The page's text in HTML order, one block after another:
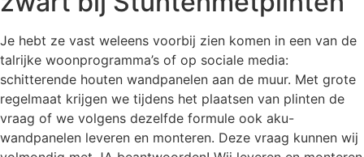
Je hebt ze vast weleens voorbij zien komen in een van de
talrijke woonprogramma’s of op sociale media:
schitterende houten wandpanelen aan de muur. Met grote
regelmaat krijgen we tijdens het plaatsen van plinten de
vraag of we volgens dezelfde formule ook aku-
wandpanelen leveren en monteren. Deze vraag kunnen wij